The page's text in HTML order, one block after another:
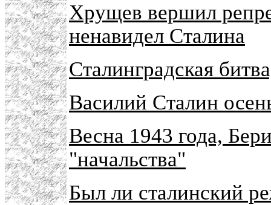
Хрущев вершил
ненавидел Сталина
Сталинградская
Василий Сталин
Весна 1943 года,
"начальства"
Был ли сталинский